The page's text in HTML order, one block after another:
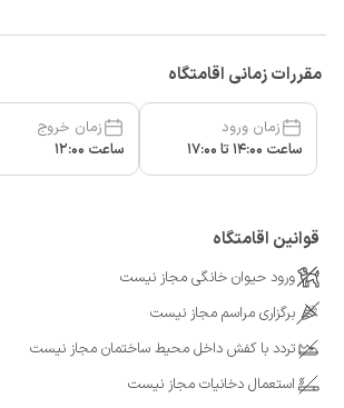
مقررات زمانی اقامتگاه
زمان ورود
ساعت 14:00 تا 17:00
زمان خروج
ساعت 12:00
قوانین اقامتگاه
ورود حیوان خانگی مجاز نیست
برگزاری مراسم مجاز نیست
تردد با کفش داخل محیط ساختمان مجاز نیست
استعمال دخانیات مجاز نیست